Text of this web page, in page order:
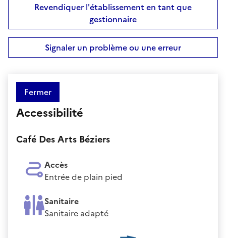
Revendiquer l'établissement en tant que
gestionnaire
Signaler un problème ou une erreur
Fermer
Accessibilité
Café Des Arts Béziers
Accès
Entrée de plain pied
Sanitaire
Sanitaire adapté